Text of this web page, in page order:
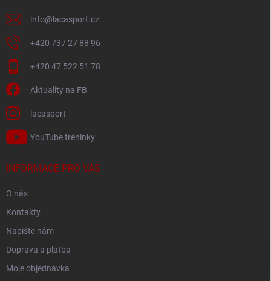
info@ lacasport.cz
+420 737 27 88 96
+420 47 522 51 78
Aktuality na FB
lacasport
YouTube tréninky
INFORMACE PRO VÁS
O nás
Kontakty
Napište nám
Doprava a platba
Moje objednávka